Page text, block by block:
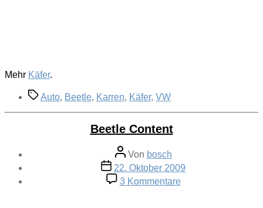
Mehr Käfer.
Schlagwörter
Auto, Beetle, Karren, Käfer, VW
Beetle Content
Beitragsautor
Von bosch
Veröffentlichungsdatum
22. Oktober 2009
3 Kommentarezu
Beetle